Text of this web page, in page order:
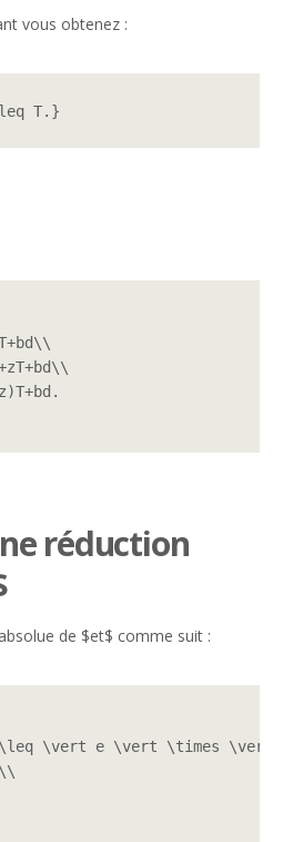
vous obtenez :
T.}
réduction
de $et$ comme suit :
\vert e \vert \times \vert